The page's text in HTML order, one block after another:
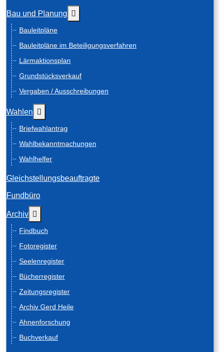
Bau und Planung
Bauleitpläne
Bauleitpläne im Beteiligungsverfahren
Lärmaktionsplan
Grundstücksverkauf
Vergaben / Ausschreibungen
Wahlen
Briefwahlantrag
Wahlbekanntmachungen
Wahlhelfer
Gleichstellungsbeauftragte
Fundbüro
Archiv
Findbuch
Fotoregister
Seelenregister
Bücherregister
Zeitungsregister
Archiv Gerd Heile
Ahnenforschung
Buchverkauf